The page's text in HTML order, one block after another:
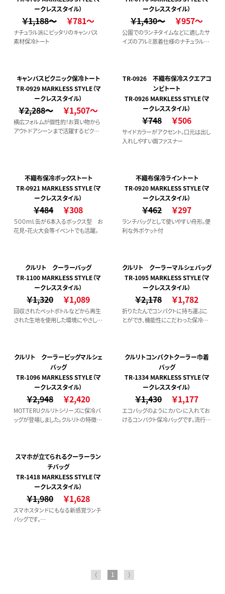
ます。ナチュラルなカラー展開で誰もが
ウトドアまで幅広く活躍できるアイテム
です。
がありません。またショルダーを取り外
きます。野外イベントグッズ、アウトドア
ブランドや食品メーカーのノベルティ
などにもおすすめです。【POINT】・保冷
ークレススタイル）
￥1,188～ ￥781～
ナチュラル派にピッタリのキャンバス
素材保冷トート
ークレススタイル）
￥1,430～ ￥957～
公園でのランチタイムなどに適したサ
イズのアルミ蒸着仕様のナチュラルな
キャンバスピクニック保冷トート
TR-0929 MARKLESS STYLE（マ
ークレススタイル）
￥2,288～ ￥1,507～
横広フォルムが個性的！お買い物から
アウトドアシーンまで活躍するピクニ
TR-0926 不織布保冷スクエアコ
ンビトート
TR-0926 MARKLESS STYLE（マ
ークレススタイル）
￥748 ￥506
サイドカラーがアクセント。口元は出し
入れしやすい面ファスナー
不織布保冷ボックストート
TR-0921 MARKLESS STYLE（マ
ークレススタイル）
￥484 ￥308
５００ｍｌ缶が６本入るボックス型 お
花見・花火大会等イベントでも活躍。
不織布保冷ライントート
TR-0920 MARKLESS STYLE（マ
ークレススタイル）
￥462 ￥297
ランチバッグとして使いやすい舟形。便
利な外ポケット付
クルリト クーラーバッグ
TR-1100 MARKLESS STYLE（マ
ークレススタイル）
￥1,320 ￥1,089
回収されたペットボトルなどから再生
された生地を使用した環境にやさしい
らちょっとしたお買い物まで、さまざま
なシーンで活躍します！
クルリト クーラーマルシェバッグ
TR-1095 MARKLESS STYLE（マ
ークレススタイル）
￥2,178 ￥1,782
折りたたんでコンパクトに持ち運ぶこ
とができ、機能性にこだわった保冷バ
クルリト クーラービッグマルシェ
バッグ
TR-1096 MARKLESS STYLE（マ
ークレススタイル）
￥2,948 ￥2,420
MOTTERUクルリトシリーズに保冷バ
ッグが登場しました。クルリトの特徴で
クルリトコンパクトクーラー巾着
バッグ
TR-1334 MARKLESS STYLE（マ
ークレススタイル）
￥1,430 ￥1,177
エコバッグのようにカバンに入れてお
けるコンパクト保冷バッグです。流行り
スマホが立てられるクーラーラン
チバッグ
TR-1418 MARKLESS STYLE（マ
ークレススタイル）
￥1,980 ￥1,628
スマホスタンドにもなる新感覚ランチ
バッグです。
中に板材が入っており、公園のベンチ
や芝生の上でもスマホを自立させるこ
⟨ 1 ⟩